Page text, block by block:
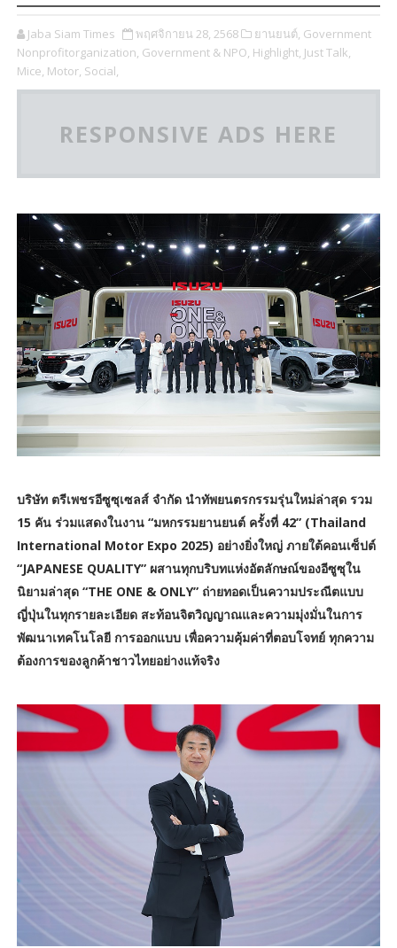
Jaba Siam Times พฤศจิกายน 28, 2568 ยานยนต์, Government
Nonprofitorganization, Government & NPO, Highlight, Just Talk,
Mice, Motor, Social,
RESPONSIVE ADS HERE
บริษัท ตรีเพชรอีซูซุเซลส์ จำกัด นำทัพยนตรกรรมรุ่นใหม่ล่าสุด รวม
15 คัน ร่วมแสดงในงาน “มหกรรมยานยนต์ ครั้งที่ 42” (Thailand
International Motor Expo 2025) อย่างยิ่งใหญ่ ภายใต้คอนเซ็ปต์
“JAPANESE QUALITY” ผสานทุกบริบทแห่งอัตลักษณ์ของอีซูซุใน
นิยามล่าสุด “THE ONE & ONLY” ถ่ายทอดเป็นความประณีตแบบ
ญี่ปุ่นในทุกรายละเอียด สะท้อนจิตวิญญาณและความมุ่งมั่นในการ
พัฒนาเทคโนโลยี การออกแบบ เพื่อความคุ้มค่าที่ตอบโจทย์ ทุกความ
ต้องการของลูกค้าชาวไทยอย่างแท้จริง